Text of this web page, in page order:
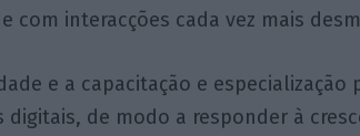
com interacções cada vez mais
e a capacitação e especialização
digitais, de modo a responder à